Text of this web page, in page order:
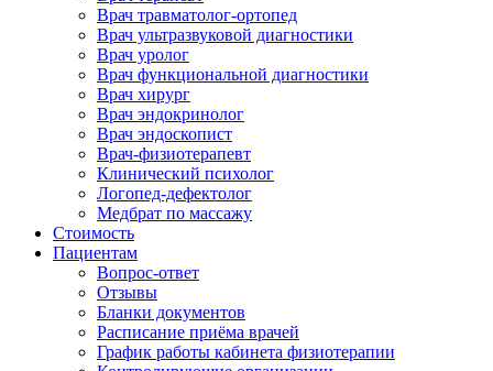
Врач травматолог-ортопед
Врач ультразвуковой диагностики
Врач уролог
Врач функциональной диагностики
Врач хирург
Врач эндокринолог
Врач эндоскопист
Врач-физиотерапевт
Клинический психолог
Логопед-дефектолог
Медбрат по массажу
Стоимость
Пациентам
Вопрос-ответ
Отзывы
Бланки документов
Расписание приёма врачей
График работы кабинета физиотерапии